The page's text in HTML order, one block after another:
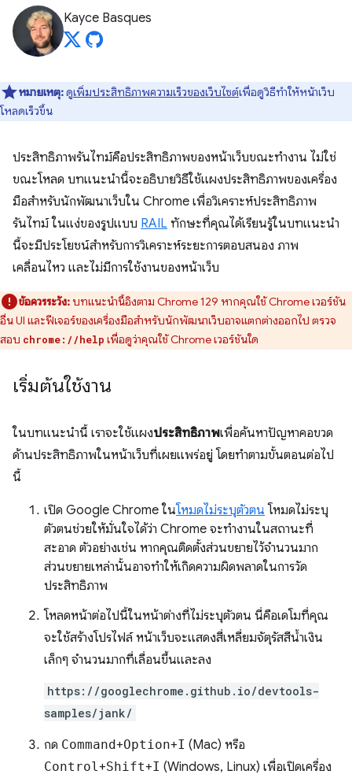
Kayce Basques
หมายเหตุ:ดูเพิ่มประสิทธิภาพความเร็วของเว็บไซต์เพื่อดูวิธีทําให้หน้าเว็บ
โหลดเร็วขึ้น
ประสิทธิภาพรันไทม์คือประสิทธิภาพของหน้าเว็บขณะทํางาน ไม่ใช่
ขณะโหลด บทแนะนำนี้จะอธิบายวิธีใช้แผงประสิทธิภาพของเครื่อง
มือสำหรับนักพัฒนาเว็บใน Chrome เพื่อวิเคราะห์ประสิทธิภาพ
รันไทม์ ในแง่ของรูปแบบ RAIL ทักษะที่คุณได้เรียนรู้ในบทแนะนํา
นี้จะมีประโยชน์สําหรับการวิเคราะห์ระยะการตอบสนอง ภาพ
เคลื่อนไหว และไม่มีการใช้งานของหน้าเว็บ
ข้อควรระวัง:บทแนะนำนี้อิงตาม Chrome 129 หากคุณใช้ Chrome เวอร์ชัน
อื่น UI และฟีเจอร์ของเครื่องมือสำหรับนักพัฒนาเว็บอาจแตกต่างออกไป ตรวจ
สอบ chrome://help เพื่อดูว่าคุณใช้ Chrome เวอร์ชันใด
เริ่มต้นใช้งาน
ในบทแนะนํานี้ เราจะใช้แผงประสิทธิภาพเพื่อค้นหาปัญหาคอขวด
ด้านประสิทธิภาพในหน้าเว็บที่เผยแพร่อยู่ โดยทำตามขั้นตอนต่อไป
นี้
เปิด Google Chrome ในโหมดไม่ระบุตัวตน โหมดไม่ระบุ
ตัวตนช่วยให้มั่นใจได้ว่า Chrome จะทำงานในสถานะที่
สะอาด ตัวอย่างเช่น หากคุณติดตั้งส่วนขยายไว้จํานวนมาก
ส่วนขยายเหล่านั้นอาจทําให้เกิดความผิดพลาดในการวัด
ประสิทธิภาพ
โหลดหน้าต่อไปนี้ในหน้าต่างที่ไม่ระบุตัวตน นี่คือเดโมที่คุณ
จะใช้สร้างโปรไฟล์ หน้าเว็บจะแสดงสี่เหลี่ยมจัตุรัสสีน้ำเงิน
เล็กๆ จำนวนมากที่เลื่อนขึ้นและลง
https://googlechrome.github.io/devtools-
samples/jank/
กด Command+Option+I (Mac) หรือ
Control+Shift+I (Windows, Linux) เพื่อเปิดเครื่อง